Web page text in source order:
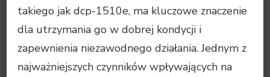
takiego jak dcp-1510e, ma kluczowe znaczenie
dla utrzymania go w dobrej kondycji i
zapewnienia niezawodnego działania. Jednym z
najważniejszych czynników wpływających na